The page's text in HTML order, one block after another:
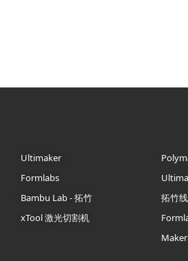
Ultimaker
Formlabs
Bambu Lab - 拓竹
xTool 激光切割机
拓竹